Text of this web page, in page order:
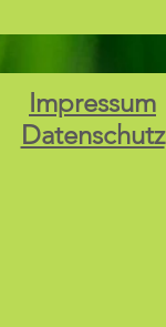
Impressum
Datenschutz